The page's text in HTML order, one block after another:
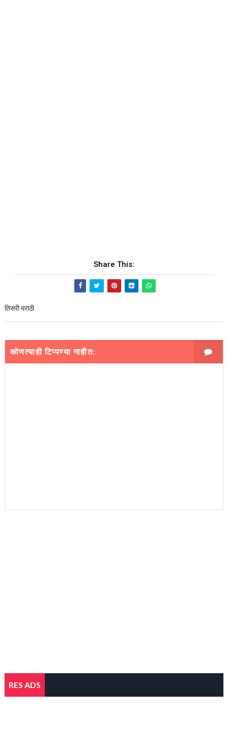
Share This:
तिसरी मराठी
कोणत्याही टिप्पण्‍या नाहीत:
RES ADS